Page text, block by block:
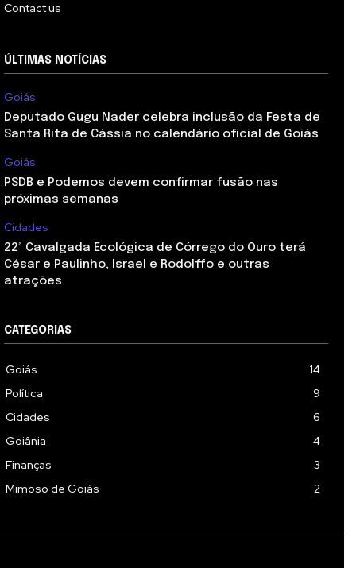
Contact us
ÚLTIMAS NOTÍCIAS
Goiás
Deputado Gugu Nader celebra inclusão da Festa de
Santa Rita de Cássia no calendário oficial de Goiás
Goiás
PSDB e Podemos devem confirmar fusão nas
próximas semanas
Cidades
22ª Cavalgada Ecológica de Córrego do Ouro terá
César e Paulinho, Israel e Rodolffo e outras
atrações
CATEGORIAS
Goiás
14
Política
9
Cidades
6
Goiânia
4
Finanças
3
Mimoso de Goiás
2